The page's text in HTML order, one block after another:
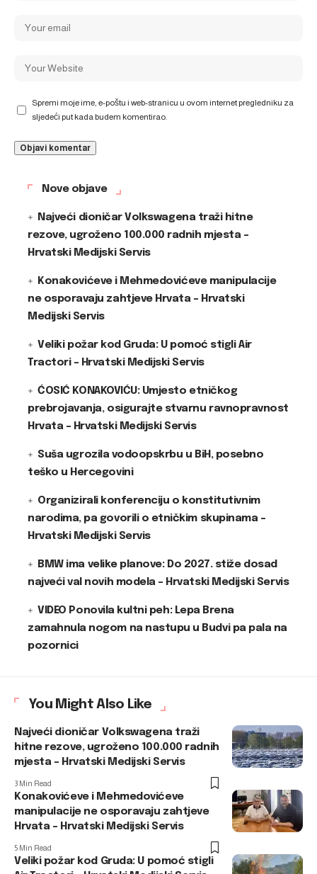
Spremi moje ime, e-poštu i web-stranicu u ovom internet pregledniku za
sljedeći put kada budem komentirao.
Nove objave
Najveći dioničar Volkswagena traži hitne
rezove, ugroženo 100.000 radnih mjesta –
Hrvatski Medijski Servis
Konakovićeve i Mehmedovićeve manipulacije
ne osporavaju zahtjeve Hrvata – Hrvatski
Medijski Servis
Veliki požar kod Gruda: U pomoć stigli Air
Tractori – Hrvatski Medijski Servis
ĆOSIĆ KONAKOVIĆU: Umjesto etničkog
prebrojavanja, osigurajte stvarnu ravnopravnost
Hrvata – Hrvatski Medijski Servis
Suša ugrozila vodoopskrbu u BiH, posebno
teško u Hercegovini
Organizirali konferenciju o konstitutivnim
narodima, pa govorili o etničkim skupinama –
Hrvatski Medijski Servis
BMW ima velike planove: Do 2027. stiže dosad
najveći val novih modela – Hrvatski Medijski Servis
VIDEO Ponovila kultni peh: Lepa Brena
zamahnula nogom na nastupu u Budvi pa pala na
pozornici
You Might Also Like
Najveći dioničar Volkswagena traži
hitne rezove, ugroženo 100.000 radnih
mjesta – Hrvatski Medijski Servis
3 Min Read
Konakovićeve i Mehmedovićeve
manipulacije ne osporavaju zahtjeve
Hrvata – Hrvatski Medijski Servis
5 Min Read
Veliki požar kod Gruda: U pomoć stigli